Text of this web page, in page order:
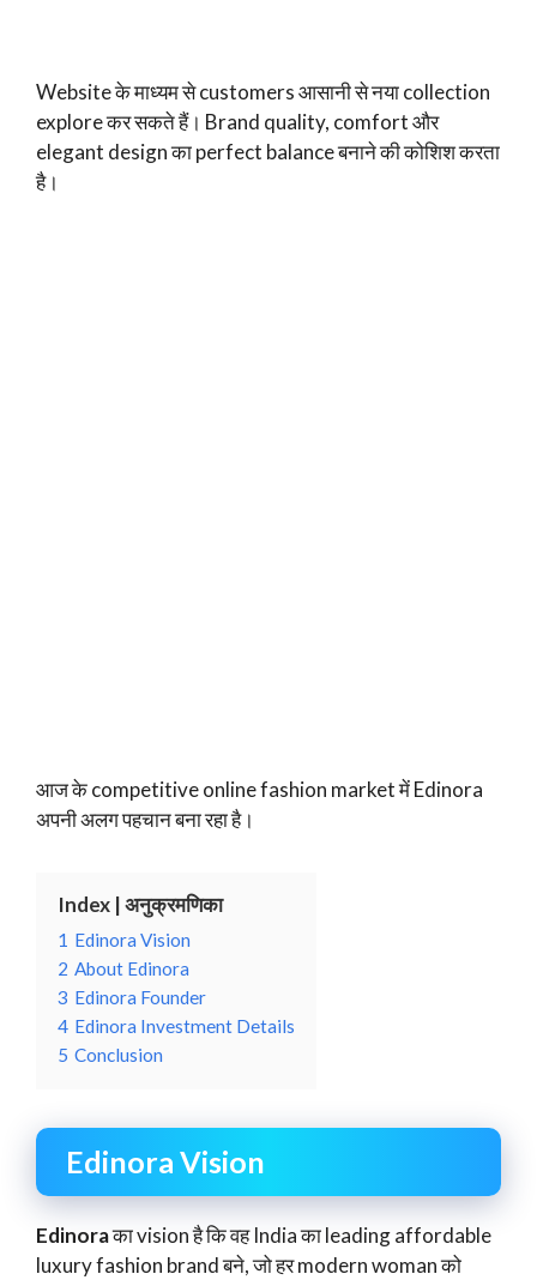
Website के माध्यम से customers आसानी से नया collection
explore कर सकते हैं। Brand quality, comfort और
elegant design का perfect balance बनाने की कोशिश करता
है।
आज के competitive online fashion market में Edinora
अपनी अलग पहचान बना रहा है।
Index | अनुक्रमणिका
1 Edinora Vision
2 About Edinora
3 Edinora Founder
4 Edinora Investment Details
5 Conclusion
Edinora Vision
Edinoraका vision है कि वह India का leading affordable
luxury fashion brand बने, जो हर modern woman को